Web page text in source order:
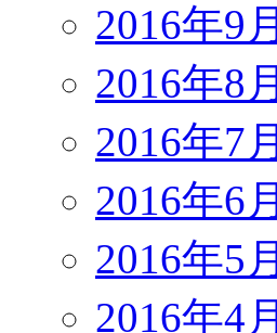
2016年9月
2016年8月
2016年7月
2016年6月
2016年5月
2016年4月